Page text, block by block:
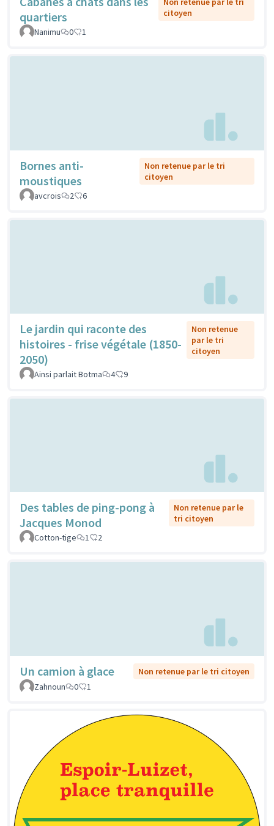
quartiers
citoyen
Nanimu
0 1
Bornes anti-
moustiques
Non retenue par le tri
citoyen
avcrois
2 6
Le jardin qui raconte des
histoires - frise végétale (1850-
2050)
Non retenue
par le tri
citoyen
Ainsi parlait Botma 4 9
Des tables de ping-pong à
Jacques Monod
Non retenue par le
tri citoyen
Cotton-tige
1 2
Un camion à glace
Non retenue par le tri citoyen
Zahnoun
0 1